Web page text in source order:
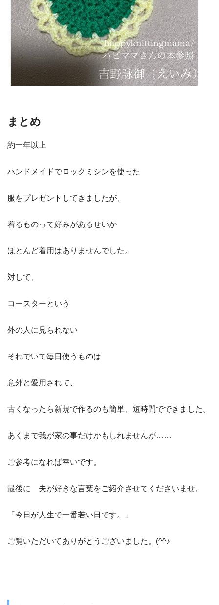
まとめ
約一年以上
ハンドメイドでロックミシンを使った
服をプレゼントしてきましたが、
着るものって好みがあるせいか
ほとんど着用はありませんでした。
対して、
コースターという
外の人に見られない
それでいて毎日使うものは
意外と愛用されて、
古くなったら新規で作るのも簡単、短時間でできました。
あくまで我が家の事だけかもしれませんが……
ご参考になれば幸いです。
最後に 夫が好きな言葉をご紹介させてくださいませ。
「今日が人生で一番若い日です。」
ご覧いただいてありがとうございました。(^^♪